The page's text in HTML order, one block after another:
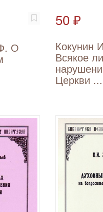
О
50 ₽
Кокунин
Всякое ли
Церкви ...